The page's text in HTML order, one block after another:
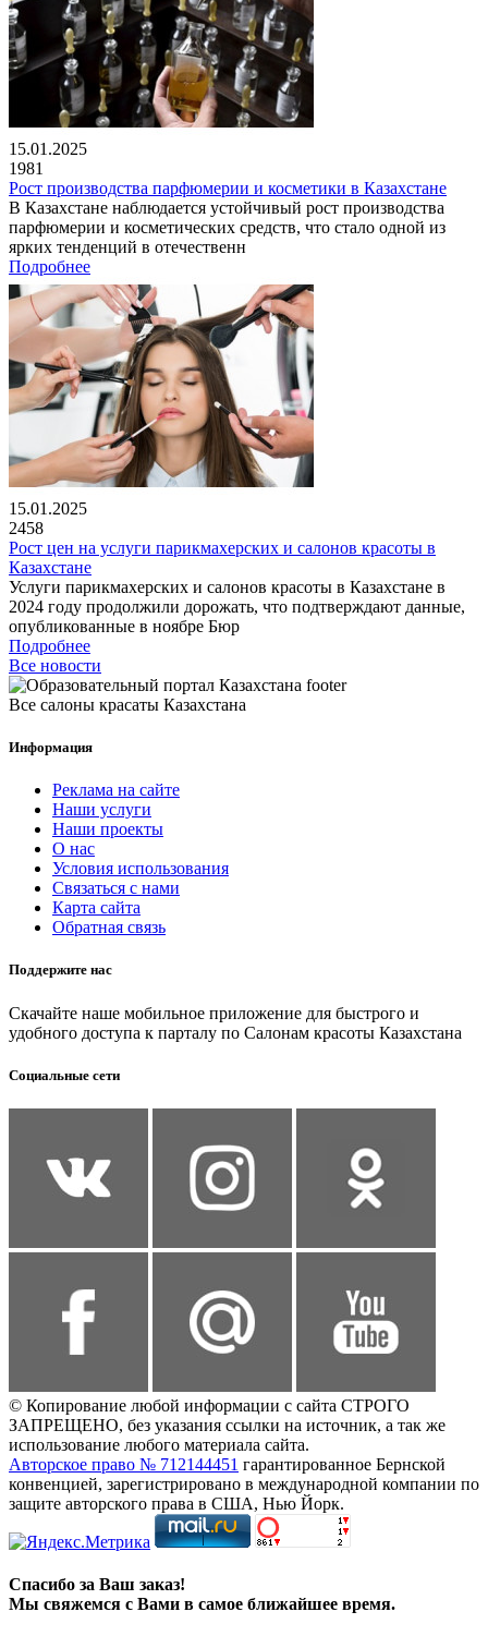
15.01.2025
1981
Рост производства парфюмерии и косметики в Казахстане
В Казахстане наблюдается устойчивый рост производства
парфюмерии и косметических средств, что стало одной из
ярких тенденций в отечественн
Подробнее
15.01.2025
2458
Рост цен на услуги парикмахерских и салонов красоты в
Казахстане
Услуги парикмахерских и салонов красоты в Казахстане в
2024 году продолжили дорожать, что подтверждают данные,
опубликованные в ноябре Бюр
Подробнее
Все новости
Все салоны красаты Казахстана
Информация
Реклама на сайте
Наши услуги
Наши проекты
О нас
Условия использования
Связаться с нами
Карта сайта
Обратная связь
Поддержите нас
Скачайте наше мобильное приложение для быстрого и
удобного доступа к парталу по Салонам красоты Казахстана
Социальные сети
© Копирование любой информации с сайта СТРОГО
ЗАПРЕЩЕНО, без указания ссылки на источник, а так же
использование любого материала сайта.
Авторское право № 712144451 гарантированное Бернской
конвенцией, зарегистрировано в международной компании по
защите авторского права в США, Нью Йорк.
Спасибо за Ваш заказ!
Мы свяжемся с Вами в самое ближайшее время.